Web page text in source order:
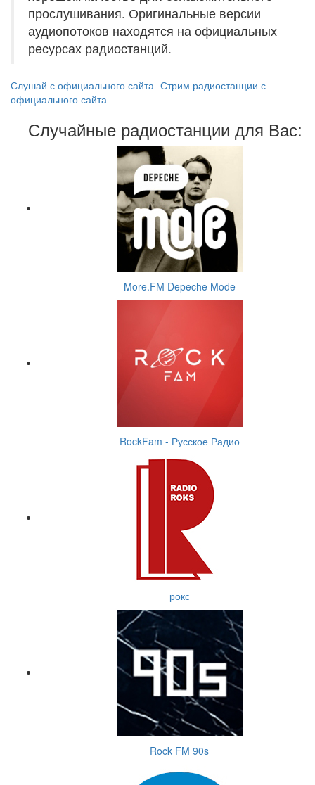
прослушивания. Оригинальные версии
аудиопотоков находятся на официальных
ресурсах радиостанций.
Слушай с официального сайта Стрим радиостанции с
официального сайта
Случайные радиостанции для Вас:
More.FM Depeche Mode
RockFam - Русское Радио
рокс
Rock FM 90s